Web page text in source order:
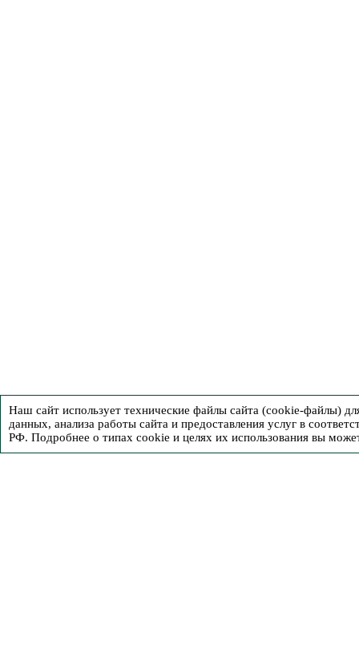
Наш сайт использует технические файлы сайта (cookie-файлы)
данных, анализа работы сайта и предоставления услуг в
РФ. Подробнее о типах cookie и целях их использования вы